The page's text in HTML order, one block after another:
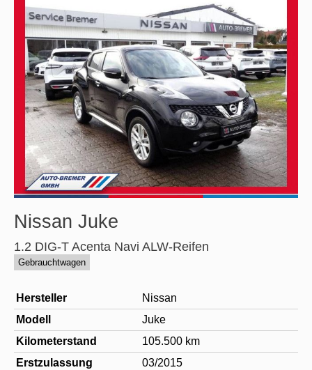
Nissan Juke
1.2 DIG-T Acenta Navi ALW-Reifen
Gebrauchtwagen
Hersteller
Nissan
Modell
Juke
Kilometerstand
105.500 km
Erstzulassung
03/2015